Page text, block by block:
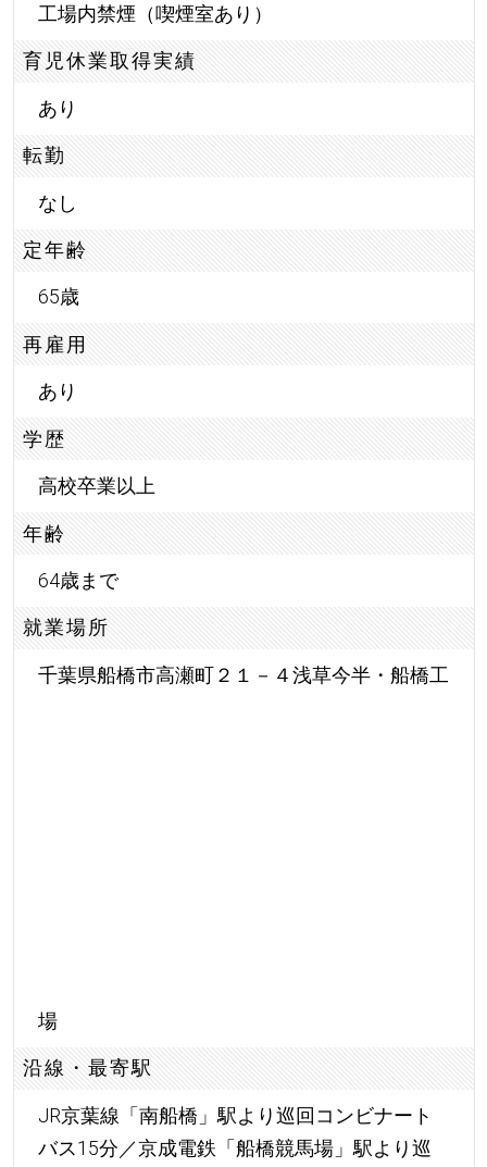
工場内禁煙（喫煙室あり）
育児休業取得実績
あり
転勤
なし
定年齢
65歳
再雇用
あり
学歴
高校卒業以上
年齢
64歳まで
就業場所
千葉県船橋市高瀬町２１－４浅草今半・船橋工
場
沿線・最寄駅
JR京葉線「南船橋」駅より巡回コンビナート
バス15分／京成電鉄「船橋競馬場」駅より巡